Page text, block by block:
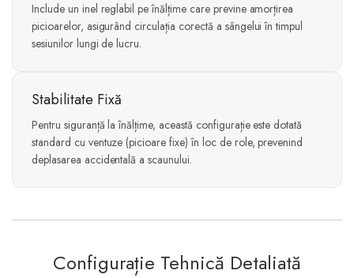
Include un inel reglabil pe înălțime care previne amorțirea
picioarelor, asigurând circulația corectă a sângelui în timpul
sesiunilor lungi de lucru.
Stabilitate Fixă
Pentru siguranță la înălțime, această configurație este dotată
standard cu ventuze (picioare fixe) în loc de role, prevenind
deplasarea accidentală a scaunului.
Configurație Tehnică Detaliată